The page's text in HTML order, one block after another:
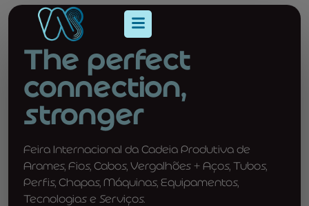
The perfect
connection,
stronger
Feira Internacional da Cadeia Produtiva de
Arames, Fios, Cabos, Vergalhões + Aços, Tubos,
Perfis, Chapas, Máquinas, Equipamentos,
Tecnologias e Serviços.